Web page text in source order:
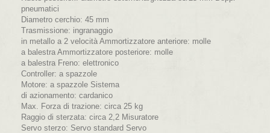
pneumatici
Diametro cerchio: 45 mm
Trasmissione: ingranaggio
in metallo a 2 velocità Ammortizzatore anteriore: molle
a balestra Ammortizzatore posteriore: molle
a balestra Freno: elettronico
Controller: a spazzole
Motore: a spazzole Sistema
di azionamento: cardanico
Max. Forza di trazione: circa 25 kg
Raggio di sterzata: circa 2,2 Misuratore
Servo sterzo: Servo standard Servo